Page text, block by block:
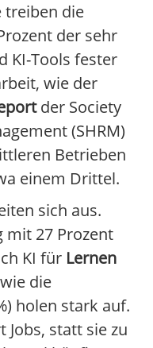
treiben die
der sehr
KI-Tools fester
wie der
der Society
(SHRM)
Betrieben
einem Drittel.
sich aus.
mit 27 Prozent
KI für Lernen
die
holen stark auf.
Jobs, statt sie zu